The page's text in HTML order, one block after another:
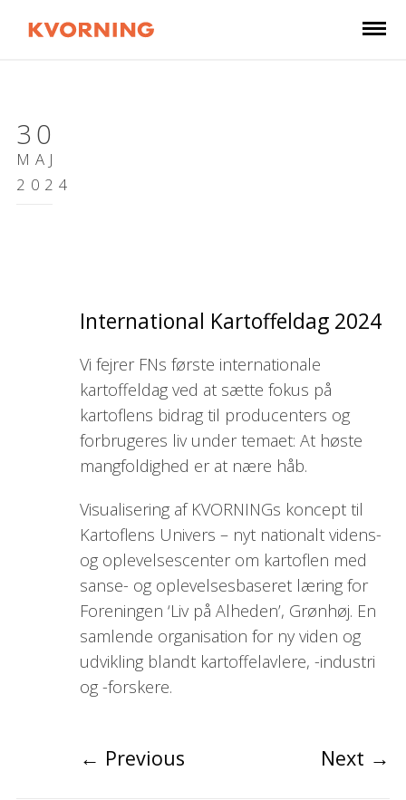
30
MAJ
2024
International Kartoffeldag 2024
Vi fejrer FNs første internationale
kartoffeldag ved at sætte fokus på
kartoflens bidrag til producenters og
forbrugeres liv under temaet: At høste
mangfoldighed er at nære håb.
Visualisering af KVORNINGs koncept til
Kartoflens Univers – nyt nationalt videns-
og oplevelsescenter om kartoflen med
sanse- og oplevelsesbaseret læring for
Foreningen ‘Liv på Alheden’, Grønhøj. En
samlende organisation for ny viden og
udvikling blandt kartoffelavlere, -industri
og -forskere.
← Previous Next →